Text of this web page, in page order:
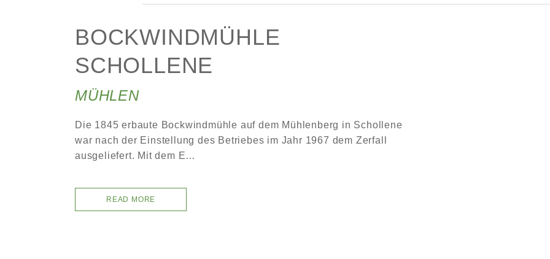
BOCKWINDMÜHLE
SCHOLLENE
MÜHLEN
Die 1845 erbaute Bockwindmühle auf dem Mühlenberg in Schollene
war nach der Einstellung des Betriebes im Jahr 1967 dem Zerfall
ausgeliefert. Mit dem E…
READ MORE